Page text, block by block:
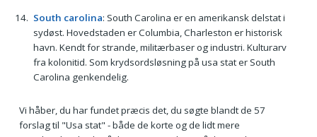
South carolina: South Carolina er en amerikansk delstat i
sydøst. Hovedstaden er Columbia, Charleston er historisk
havn. Kendt for strande, militærbaser og industri. Kulturarv
fra kolonitid. Som krydsordsløsning på usa stat er South
Carolina genkendelig.
Vi håber, du har fundet præcis det, du søgte blandt de 57
forslag til "Usa stat" - både de korte og de lidt mere